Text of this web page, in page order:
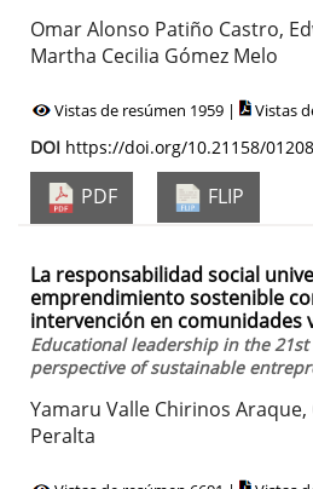
Omar Alonso Patiño Castro,
Martha Cecilia Gómez Melo
Vistas de resúmen 1959 | Vistas
DOI https://doi.org/10.21158/
PDF FLIP
La responsabilidad social
emprendimiento sostenible
intervención en comunidades
Educational leadership in the
perspective of sustainable
Yamaru Valle Chirinos
Peralta